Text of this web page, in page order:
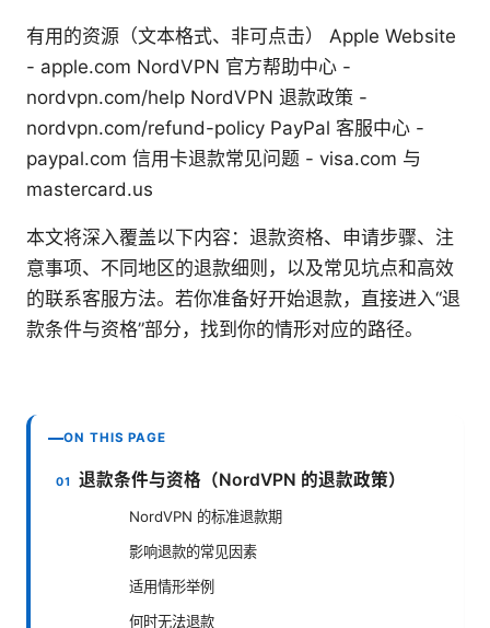
有用的资源（文本格式、非可点击） Apple Website
- apple.com NordVPN 官方帮助中心 -
nordvpn.com/help NordVPN 退款政策 -
nordvpn.com/refund-policy PayPal 客服中心 -
paypal.com 信用卡退款常见问题 - visa.com 与
mastercard.us
本文将深入覆盖以下内容：退款资格、申请步骤、注
意事项、不同地区的退款细则，以及常见坑点和高效
的联系客服方法。若你准备好开始退款，直接进入“退
款条件与资格”部分，找到你的情形对应的路径。
ON THIS PAGE
退款条件与资格（NordVPN 的退款政策）
NordVPN 的标准退款期
影响退款的常见因素
适用情形举例
何时无法退款